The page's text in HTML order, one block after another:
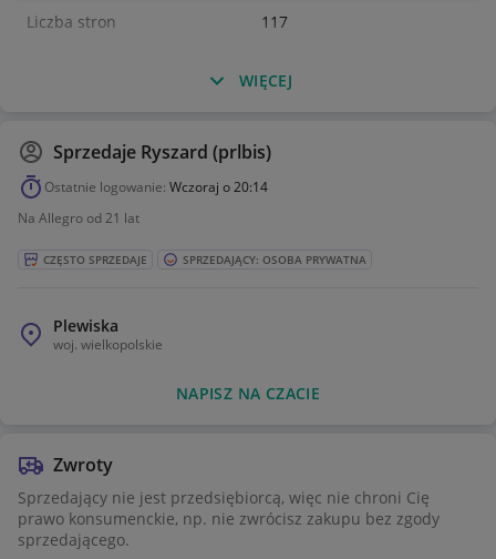
Liczba stron
117
WIĘCEJ
Sprzedaje Ryszard (prlbis)
Ostatnie logowanie: Wczoraj o 20:14
Na Allegro od 21 lat
CZĘSTO SPRZEDAJE SPRZEDAJĄCY: OSOBA PRYWATNA
Plewiska
woj. wielkopolskie
NAPISZ NA CZACIE
Zwroty
Sprzedający nie jest przedsiębiorcą, więc nie chroni Cię
prawo konsumenckie, np. nie zwrócisz zakupu bez zgody
sprzedającego.